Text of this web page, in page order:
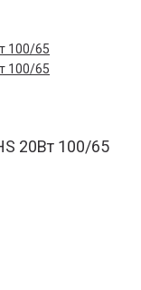
20Вт 100/65